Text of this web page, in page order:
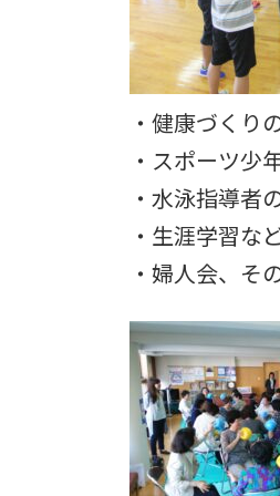
・健康づくり
・スポーツ少
・水泳指導者
・生涯学習な
・婦人会、そ